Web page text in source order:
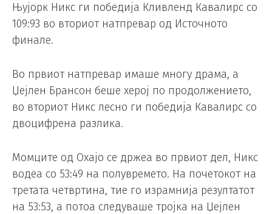
Њујорк Никс ги победија Кливленд Кавалирс со
109:93 во вториот натпревар од Источното
финале.
Во првиот натпревар имаше многу драма, а
Џејлен Брансон беше херој по продолжението,
во вториот Никс лесно ги победија Кавалирс со
двоцифрена разлика.
Момците од Охајо се држеа во првиот дел, Никс
водеа со 53:49 на полувремето. На почетокот на
третата четвртина, тие го израмнија резултатот
на 53:53, а потоа следуваше тројка на Џејлен